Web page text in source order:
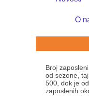
O
Broj
od sezone,
500, dok je
zaposlenih